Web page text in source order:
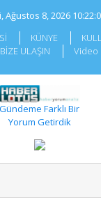
Ağustos 8, 2026
KÜNYE
BİZE ULAŞIN
Video
Gündeme Farklı Bir
Yorum Getirdik